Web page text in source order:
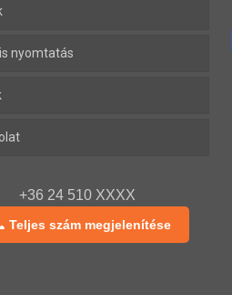
nyomtatás
+36 24 510 XXXX
Teljes szám megjelenítése